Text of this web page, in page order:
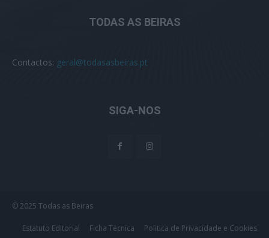
TODAS AS BEIRAS
Contactos: geral@todasasbeiras.pt
SIGA-NOS
© 2025 Todas as Beiras
Estatuto Editorial Ficha Técnica Politica de Privacidade e Cookies